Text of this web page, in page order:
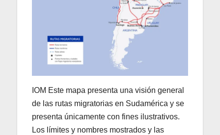
IOM Este mapa presenta una visión general
de las rutas migratorias en Sudamérica y se
presenta únicamente con fines ilustrativos.
Los límites y nombres mostrados y las